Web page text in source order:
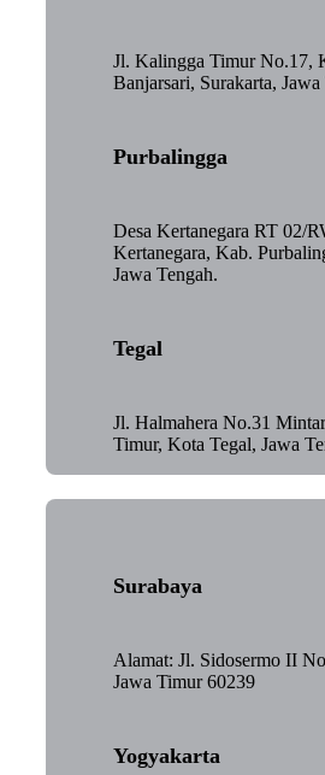
Jl. Kalingga Timur No.17,
Banjarsari, Surakarta, Jawa
Purbalingga
Desa Kertanegara RT 02/
Kertanegara, Kab.
Jawa Tengah.
Tegal
Jl. Halmahera No.31
Timur, Kota Tegal, Jawa
Surabaya
Alamat: Jl. Sidosermo II
Jawa Timur 60239
Yogyakarta